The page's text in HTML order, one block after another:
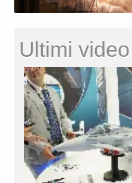
Ultimi video